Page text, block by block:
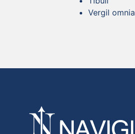
Vergil omnia